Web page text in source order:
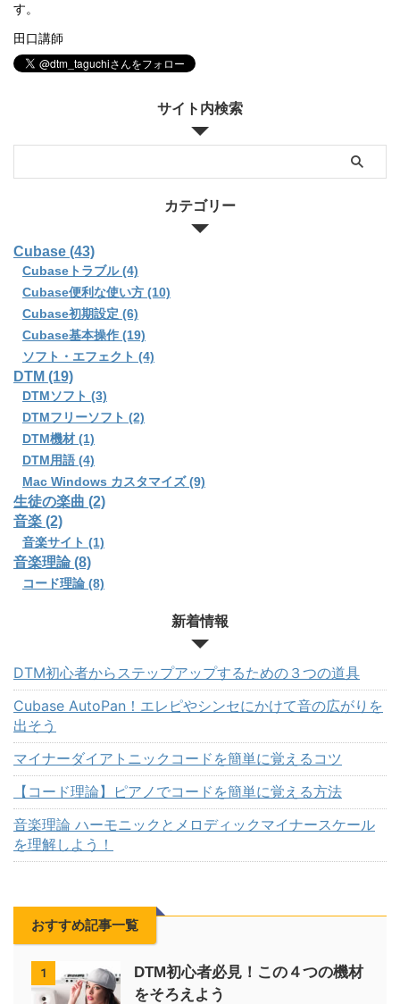
す。
田口講師
サイト内検索
カテゴリー
Cubase (43)
Cubaseトラブル (4)
Cubase便利な使い方 (10)
Cubase初期設定 (6)
Cubase基本操作 (19)
ソフト・エフェクト (4)
DTM (19)
DTMソフト (3)
DTMフリーソフト (2)
DTM機材 (1)
DTM用語 (4)
Mac Windows カスタマイズ (9)
生徒の楽曲 (2)
音楽 (2)
音楽サイト (1)
音楽理論 (8)
コード理論 (8)
新着情報
DTM初心者からステップアップするための３つの道具
Cubase AutoPan！エレピやシンセにかけて音の広がりを
出そう
マイナーダイアトニックコードを簡単に覚えるコツ
【コード理論】ピアノでコードを簡単に覚える方法
音楽理論 ハーモニックとメロディックマイナースケール
を理解しよう！
おすすめ記事一覧
1
DTM初心者必見！この４つの機材
をそろえよう